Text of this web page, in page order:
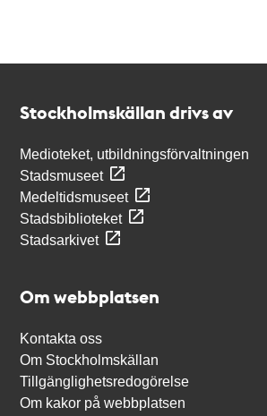
Stockholmskällan drivs av
Medioteket, utbildningsförvaltningen
Stadsmuseet
Medeltidsmuseet
Stadsbiblioteket
Stadsarkivet
Om webbplatsen
Kontakta oss
Om Stockholmskällan
Tillgänglighetsredogörelse
Om kakor på webbplatsen